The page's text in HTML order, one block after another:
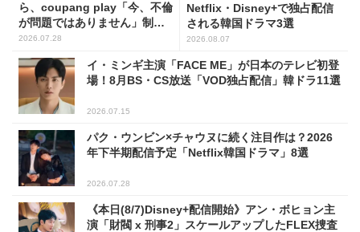
ら、coupang play「今、不倫
が問題ではありません」制作
発表会に出席！(PHOTO15枚)
2026.07.28
Netflix・Disney+で独占配信
される韓国ドラマ3選
2026.08.07
イ・ミンギ主演「FACE ME」が日本のテレビ初登
場！8月BS・CS放送「VOD独占配信」韓ドラ11選
2026.07.15
パク・ウンビン×チャウヌに続く注目作は？2026
年下半期配信予定「Netflix韓国ドラマ」8選
2026.07.28
《本日(8/7)Disney+配信開始》アン・ボヒョン主
演「財閥 x 刑事2」スケールアップしたFLEX捜査